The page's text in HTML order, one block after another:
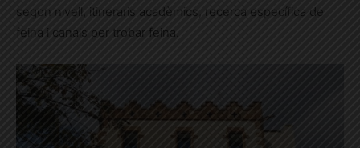
segon nivell, itineraris acadèmics, recerca específica de
feina i canals per trobar feina.